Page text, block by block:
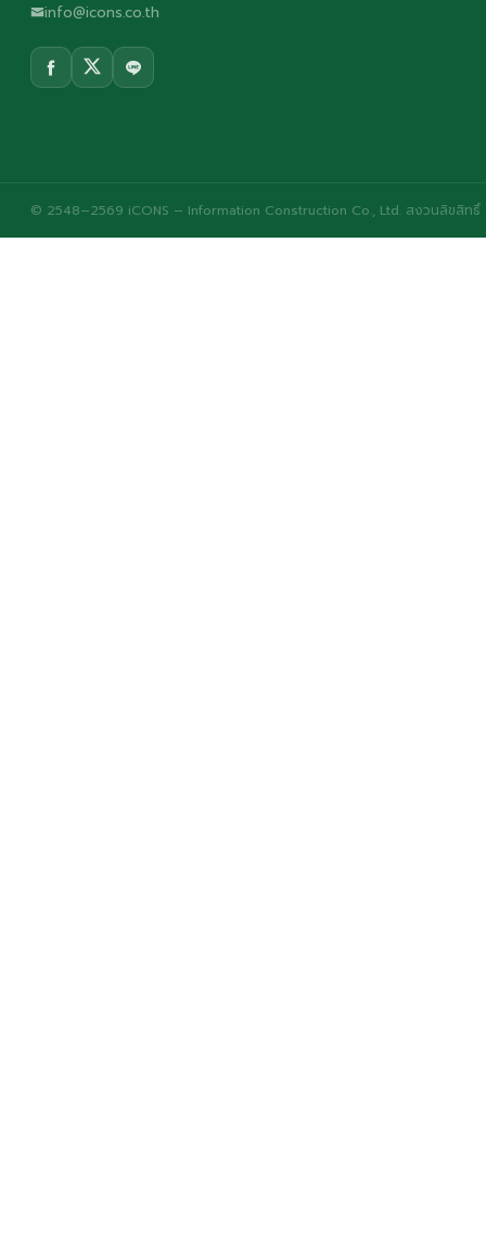
info@icons.co.th
© 2548–2569 iCONS – Information Construction Co., Ltd. สงวนลิขสิทธิ์